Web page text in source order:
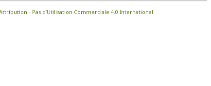
- Pas d’Utilisation Commerciale 4.0 International.